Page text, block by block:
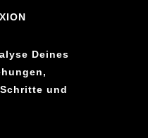
Deines
und